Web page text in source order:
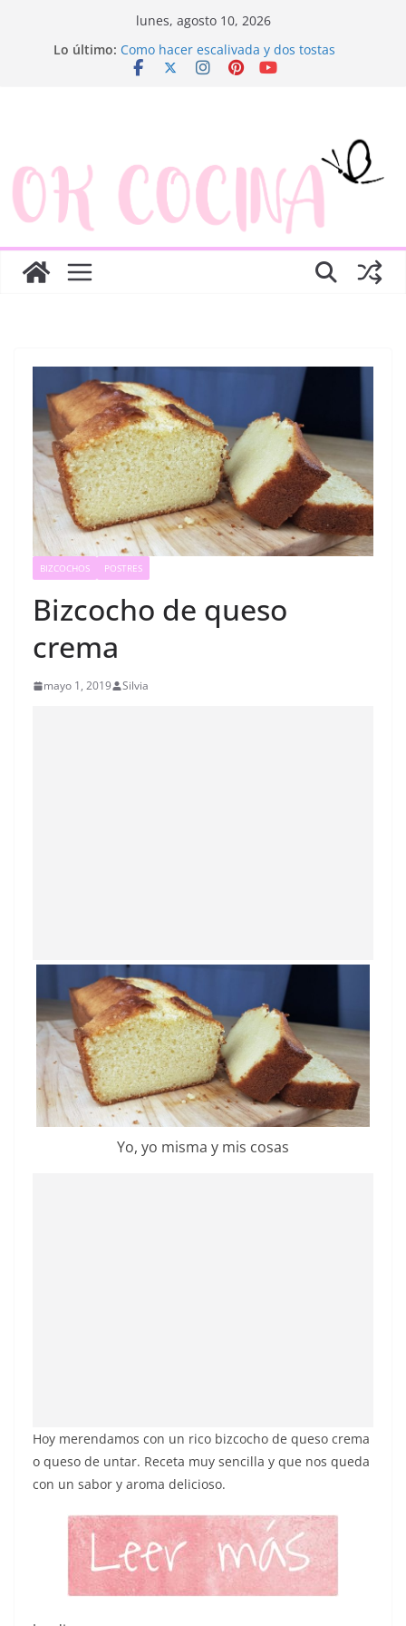
lunes, agosto 10, 2026
Lo último: Como hacer escalivada y dos tostas
Trenza de hojaldre con jamón y queso
BIZCOCHOS POSTRES
Bizcocho de queso
crema
mayo 1, 2019 Silvia
Yo, yo misma y mis cosas
Hoy merendamos con un rico bizcocho de queso crema
o queso de untar. Receta muy sencilla y que nos queda
con un sabor y aroma delicioso.